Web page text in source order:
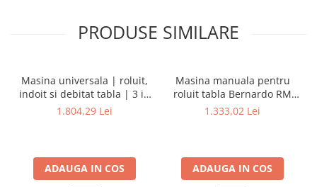
metalelor
Instrumente de frezat
Instrumente de găurit
Accesorii utilaje
Accesorii masini de gaurit si frezat
PRODUSE SIMILARE
Masina universala | roluit,
indoit si debitat tabla | 3 in
1 - 200
1.804,29 Lei
ADAUGA IN COS
Masina manuala pentru
roluit tabla Bernardo RM
305
1.333,02 Lei
ADAUGA IN COS